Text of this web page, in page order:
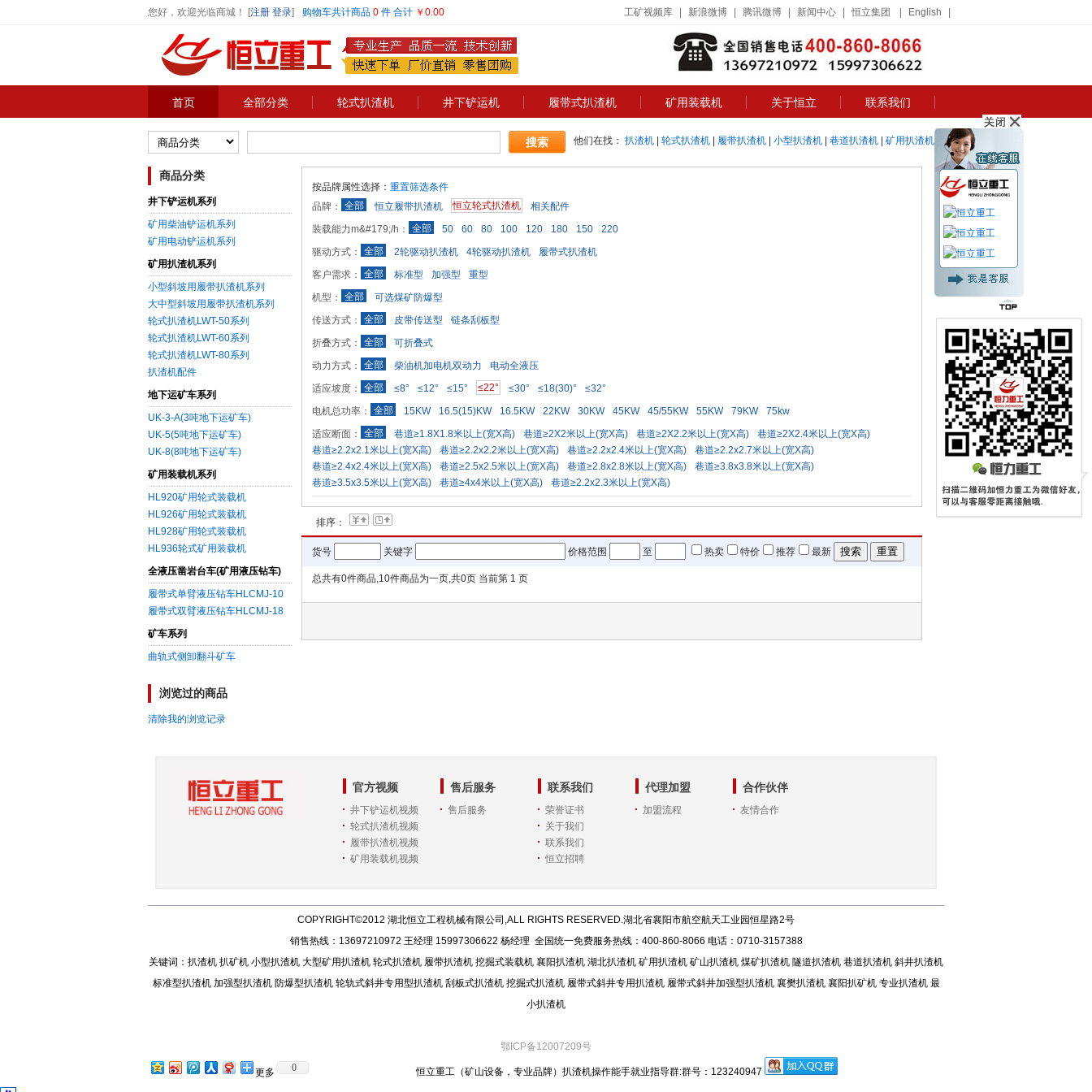
工矿视频库 新浪微博 腾讯微博 新闻中心 恒立集团 English
您好，欢迎光临商城！ [注册 登录] 购物车共计商品 0 件 合计 ￥0.00
首页 全部分类 轮式扒渣机 井下铲运机 履带式扒渣机 矿用装载机 关于恒立 联系我们
他们在找： 扒渣机 轮式扒渣机 履带扒渣机 小型扒渣机 巷道扒渣机 矿用扒渣机
商品分类
井下铲运机系列
矿用柴油铲运机系列
矿用电动铲运机系列
矿用扒渣机系列
小型斜坡用履带扒渣机系列
大中型斜坡用履带扒渣机系列
轮式扒渣机LWT-50系列
轮式扒渣机LWT-60系列
轮式扒渣机LWT-80系列
扒渣机配件
地下运矿车系列
UK-3-A(3吨地下运矿车)
UK-5(5吨地下运矿车)
UK-8(8吨地下运矿车)
矿用装载机系列
HL920矿用轮式装载机
HL926矿用轮式装载机
HL928矿用轮式装载机
HL936轮式矿用装载机
全液压凿岩台车(矿用液压钻车)
履带式单臂液压钻车HLCMJ-10
履带式双臂液压钻车HLCMJ-18
矿车系列
曲轨式侧卸翻斗矿车
浏览过的商品
清除我的浏览记录
按品牌属性选择： 重置筛选条件
品牌：
全部 恒立履带扒渣机 恒立轮式扒渣机
相关配件
装载能力m&#179;/h：
全部 50 60 80 100 120 180 150
220
驱动方式：
全部 2轮驱动扒渣机 4轮驱动扒渣机
履带式扒渣机
客户需求：
全部 标准型 加强型
重型
机型：
全部
可选煤矿防爆型
传送方式：
全部 皮带传送型
链条刮板型
折叠方式：
全部
可折叠式
动力方式：
全部 柴油机加电机双动力
电动全液压
适应坡度：
全部 ≤8° ≤12° ≤15° ≤22° ≤30° ≤18(30)°
≤32°
电机总功率：
全部 15KW 16.5(15)KW 16.5KW 22KW 30KW 45KW 45/55KW 55KW 79KW
75kw
适应断面：
全部 巷道≥1.8X1.8米以上(宽X高) 巷道≥2X2米以上(宽X高) 巷道≥2X2.2米以上(宽X高)
巷道≥2X2.4米以上(宽X高)
巷道≥2.2x2.1米以上(宽X高)
巷道≥2.2x2.2米以上(宽X高) 巷道≥2.2x2.4米以上(宽X高)
巷道≥2.2x2.7米以上(宽X高)
巷道≥2.4x2.4米以上(宽X高)
巷道≥2.5x2.5米以上(宽X高) 巷道≥2.8x2.8米以上(宽X高)
巷道≥3.8x3.8米以上(宽X高)
巷道≥3.5x3.5米以上(宽X高)
巷道≥4x4米以上(宽X高) 巷道≥2.2x2.3米以上(宽X高)
排序：
货号 关键字 价格范围 至 热卖 特价 推荐 最新
总共有0件商品,10件商品为一页,共0页 当前第 1 页
官方视频
井下铲运机视频
轮式扒渣机视频
履带扒渣机视频
矿用装载机视频
售后服务
售后服务
联系我们
荣誉证书
关于我们
联系我们
恒立招聘
代理加盟
加盟流程
合作伙伴
友情合作
COPYRIGHT©2012 湖北恒立工程机械有限公司 ,ALL RIGHTS RESERVED.湖北省襄阳市航空航天工业园恒星路2号
销售热线：13697210972 王经理 15997306622 杨经理 全国统一免费服务热线：400-860-8066 电话：0710-3157388
关键词： 扒渣机 扒矿机 小型扒渣机 大型矿用扒渣机 轮式扒渣机 履带扒渣机 挖掘式装载机 襄阳扒渣机 湖北扒渣机 矿用扒渣机 矿山扒渣机 煤矿扒渣机 隧道扒渣机 巷道扒渣机 斜井扒渣机
标准型扒渣机 加强型扒渣机 防爆型扒渣机 轮轨式斜井专用型扒渣机 刮板式扒渣机 挖掘式扒渣机 履带式斜井专用扒渣机 履带式斜井加强型扒渣机 襄樊扒渣机 襄阳扒矿机 专业扒渣机 最
小扒渣机
鄂ICP备12007209号
更多 0 恒立重工（矿山设备，专业品牌）扒渣机操作能手就业指导群:群号：123240947